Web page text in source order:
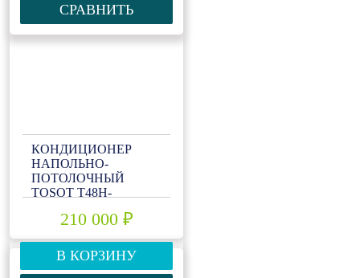
СРАВНИТЬ
КОНДИЦИОНЕР
НАПОЛЬНО-
ПОТОЛОЧНЫЙ
TOSOT T48H-
210 000 ₽
В КОРЗИНУ